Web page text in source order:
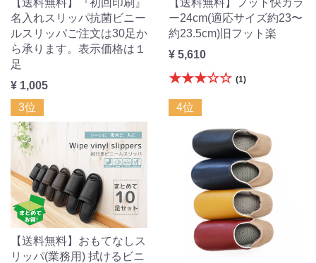
名入れスリッパ抗菌ビニー
ルスリッパご注文は30足か
ら承ります。表示価格は１
足
¥ 1,005
ー24cm(適応サイズ約23〜
約23.5cm)旧フット楽
¥ 5,610
★★★☆☆ (1)
3位
【送料無料】おもてなしス
リッパ(業務用) 拭けるビニ
4位